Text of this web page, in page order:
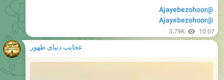
3.79K 10:07